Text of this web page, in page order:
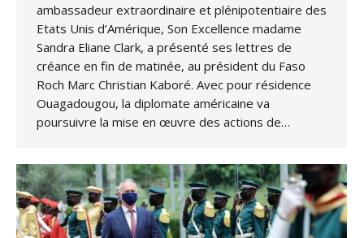
ambassadeur extraordinaire et plénipotentiaire des
Etats Unis d’Amérique, Son Excellence madame
Sandra Eliane Clark, a présenté ses lettres de
créance en fin de matinée, au président du Faso
Roch Marc Christian Kaboré. Avec pour résidence
Ouagadougou, la diplomate américaine va
poursuivre la mise en œuvre des actions de…